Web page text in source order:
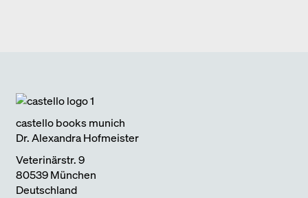
ARCHITEKTUR UND KLIMAWANDEL
castello books munich
Dr. Alexandra Hofmeister
Veterinärstr. 9
80539 München
Deutschland